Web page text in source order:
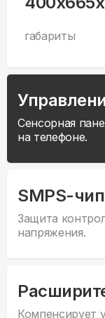
габариты
Сенсорная
на телефоне.
SMPS-чип
Защита
напряжения.
Компенсирует